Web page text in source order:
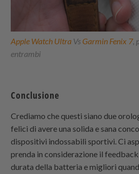
Apple Watch Ultra Vs Garmin Fenix 7,
entrambi
Conclusione
Crediamo che questi siano due
felici di avere una solida e sana
dispositivi indossabili sportivi. Ci
prenda in considerazione il
durata della batteria e migliori